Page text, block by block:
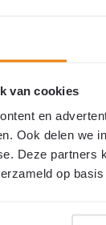
van cookies
en
Ook delen we
Deze partners
op